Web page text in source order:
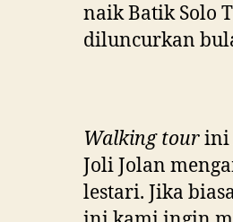
naik Batik Solo
diluncurkan
Walking tourini
Joli Jolan
lestari. Jika